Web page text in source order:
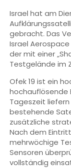
Israel hat am
gebracht. Das
Israel
der mit einer
Testgelände im
Ofek 19 ist ein
hochauflösende
Tageszeit
bestehende
zusätzliche
Nach dem
mehrwöchige
Sensoren
vollständig